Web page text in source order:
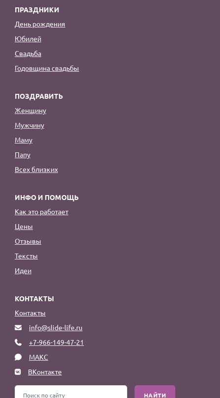
ПРАЗДНИКИ
День рождения
Юбилей
Свадьба
Годовщина свадьбы
ПОЗДРАВИТЬ
Женщину
Мужчину
Маму
Папу
Всех близких
ИНФО И ПОМОЩЬ
Как это работает
Цены
Отзывы
Тексты
Идеи
КОНТАКТЫ
Контакты
info@slide-life.ru
+7-966-149-47-21
МАКС
ВКонтакте
НАЙТИ